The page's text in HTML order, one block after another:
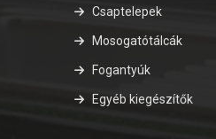
Csaptelepek
Mosogatótálcák
Fogantyúk
Egyéb kiegészítők